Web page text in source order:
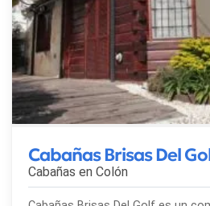
Cabañas Brisas Del
Cabañas en Colón